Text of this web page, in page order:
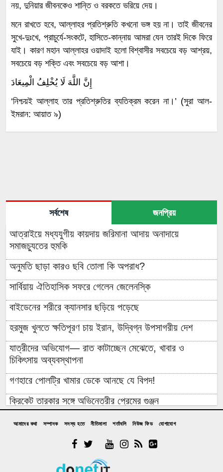
নয়, দুনিয়ার জীবনকেও শান্তি ও বরকতে ভরিয়ে দেয়।
মনে রাখতে হবে, আল্লাহর প্রতিশ্রুতি কখনো ভঙ্গ হয় না। তাই জীবনের
সুখে-দুঃখে, প্রাচুর্যে-সংকটে, হাসিতে-কান্নায় আমরা যেন তারই দিকে ফিরে
যাই। কারণ মহান আল্লাহর ওয়াদাই হলো বিশ্বাসীর সবচেয়ে বড় আশ্রয়,
সবচেয়ে বড় শক্তি এবং সবচেয়ে বড় আশা।
إِنَّ اللَّهَ لَا يُخْلِفُ الْمِيعَادَ
‘নিশ্চয়ই আল্লাহ তার প্রতিশ্রুতির ব্যতিক্রম করেন না।’ (সুরা আল-
ইমরান: আয়াত ৯)
সর্বশেষ জনপ্রিয়
আত্রাইয়ে মধ্যযুগীয় কায়দায় জরিমানা আদায় অনাদায়ে
সমাজচ্যুতের হুমকি
অনুমতি ছাড়া কারও ছবি তোলা কি অপরাধ?
সার্বিয়ায় ঐতিহাসিক সফরে গেলেন জেলেনস্কি
বাইডেনের শরীরে ক্যানসার ছড়িয়ে পড়েছে
হরমুজ খুলতে ক্ষতিপূরণ চায় ইরান, উদ্বিগ্ন উপসাগরীয় দেশ
যাত্রীদের অভিযোগ— রাত কাটাচ্ছেন মেঝেতে, খাবার ও
চিকিৎসায় অব্যবস্থাপনা
গণহারে পোলট্রি খামার ডেকে আনছে যে বিপদ!
ক্রিকেট তারকার সঙ্গে অভিনেত্রীর প্রেমের গুঞ্জন
চটপটি খাওয়ানোর কথা বলে ব্রিজের নিচে নিয়ে ছাত্রকে ধর্ষণ,
হাত খোয়ানো বিএনপি নেতা কীভাবে ‘জুলাই যোদ্ধা’?
আমাদের কথা সম্পাদক সদস্য হতে নীতিমালা শর্তাবলি নিউজ ফিড যোগাযোগ